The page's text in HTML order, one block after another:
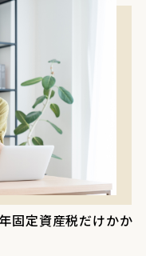
固定資産税だけかか